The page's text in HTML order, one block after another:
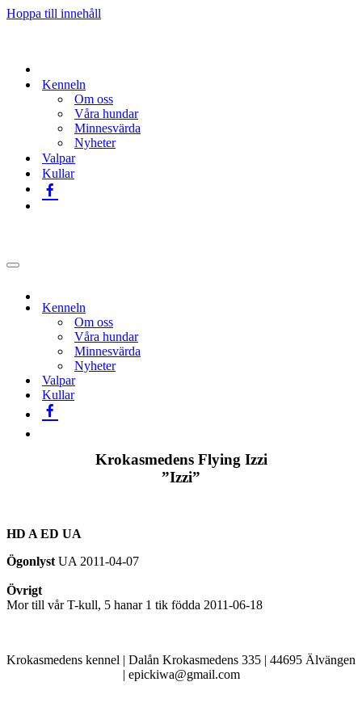
Hoppa till innehåll
Kenneln
Om oss
Våra hundar
Minnesvärda
Nyheter
Valpar
Kullar
Navigeringsmeny
Kenneln
Om oss
Våra hundar
Minnesvärda
Nyheter
Valpar
Kullar
Krokasmedens Flying Izzi
”Izzi”
HD A ED UA
Ögonlyst UA 2011-04-07
Övrigt
Mor till vår T-kull, 5 hanar 1 tik födda 2011-06-18
Krokasmedens kennel | Dalån Krokasmedens 335 | 44695 Älvängen
| epickiwa@gmail.com